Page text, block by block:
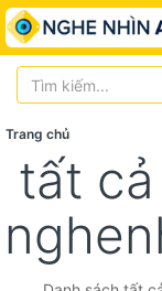
Trang chủ
tất